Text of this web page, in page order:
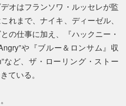
オはフランソワ・ルッセレが監
れまで、ナイキ、ディーゼル、
の仕事に加え、『ハックニー・
や『ブルー＆ロンサム』収
など、ザ・ローリング・ストー
ている。